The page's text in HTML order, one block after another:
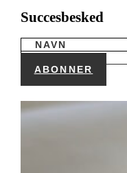
Succesbesked
ABONNER